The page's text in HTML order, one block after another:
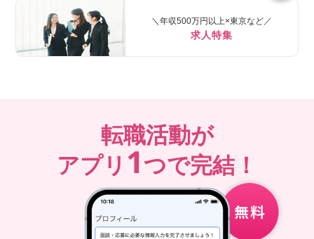
＼年収500万円以上×東京など／
求人特集
転職活動が
アプリ 1つで完結！